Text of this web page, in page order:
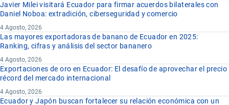
Javier Milei visitará Ecuador para firmar acuerdos bilaterales con
Daniel Noboa: extradición, ciberseguridad y comercio
4 Agosto, 2026
Las mayores exportadoras de banano de Ecuador en 2025:
Ranking, cifras y análisis del sector bananero
4 Agosto, 2026
Exportaciones de oro en Ecuador: El desafío de aprovechar el precio
récord del mercado internacional
4 Agosto, 2026
Ecuador y Japón buscan fortalecer su relación económica con un